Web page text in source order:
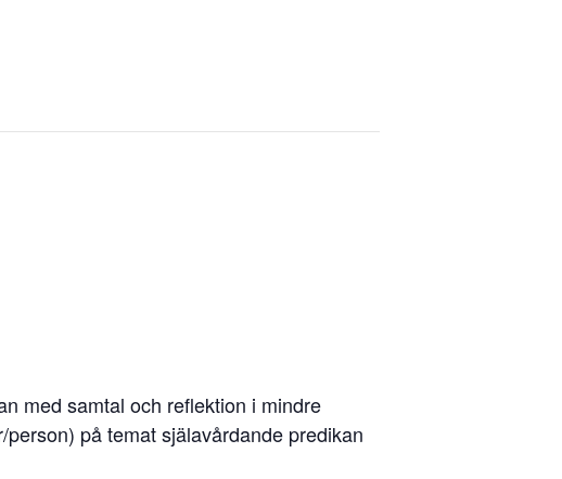
med samtal och reflektion i mindre
på temat själavårdande predikan